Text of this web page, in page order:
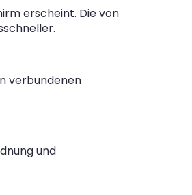
erscheint. Die von
verbundenen
und